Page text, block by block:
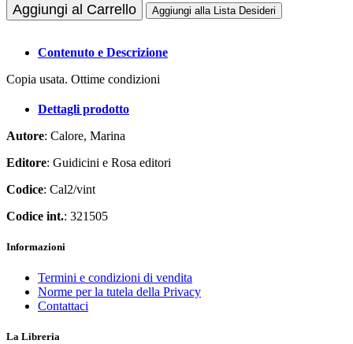
Aggiungi al Carrello Aggiungi alla Lista Desideri
Contenuto e Descrizione
Copia usata. Ottime condizioni
Dettagli prodotto
Autore: Calore, Marina
Editore: Guidicini e Rosa editori
Codice: Cal2/vint
Codice int.: 321505
Informazioni
Termini e condizioni di vendita
Norme per la tutela della Privacy
Contattaci
La Libreria